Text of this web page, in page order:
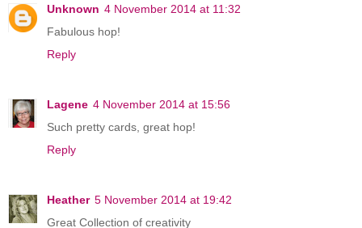
Unknown 4 November 2014 at 11:32
Fabulous hop!
Reply
Lagene 4 November 2014 at 15:56
Such pretty cards, great hop!
Reply
Heather 5 November 2014 at 19:42
Great Collection of creativity